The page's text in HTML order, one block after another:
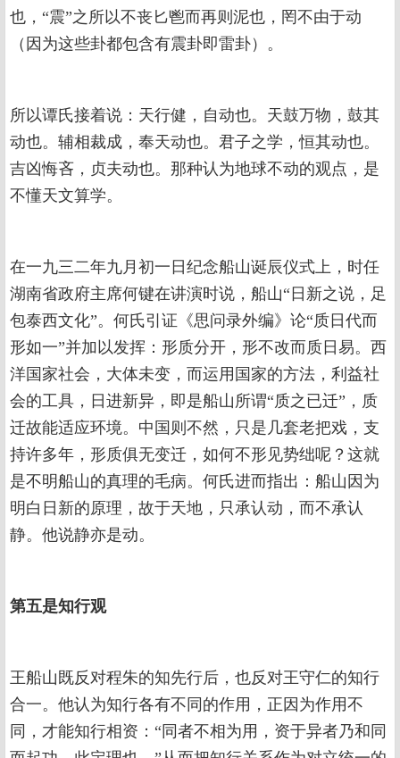
也，“震”之所以不丧匕鬯而再则泥也，罔不由于动
（因为这些卦都包含有震卦即雷卦）。
所以谭氏接着说：天行健，自动也。天鼓万物，鼓其
动也。辅相裁成，奉天动也。君子之学，恒其动也。
吉凶悔吝，贞夫动也。那种认为地球不动的观点，是
不懂天文算学。
在一九三二年九月初一日纪念船山诞辰仪式上，时任
湖南省政府主席何键在讲演时说，船山“日新之说，足
包泰西文化”。何氏引证《思问录外编》论“质日代而
形如一”并加以发挥：形质分开，形不改而质日易。西
洋国家社会，大体未变，而运用国家的方法，利益社
会的工具，日进新异，即是船山所谓“质之已迁”，质
迁故能适应环境。中国则不然，只是几套老把戏，支
持许多年，形质俱无变迁，如何不形见势绌呢？这就
是不明船山的真理的毛病。何氏进而指出：船山因为
明白日新的原理，故于天地，只承认动，而不承认
静。他说静亦是动。
第五是知行观
王船山既反对程朱的知先行后，也反对王守仁的知行
合一。他认为知行各有不同的作用，正因为作用不
同，才能知行相资：“同者不相为用，资于异者乃和同